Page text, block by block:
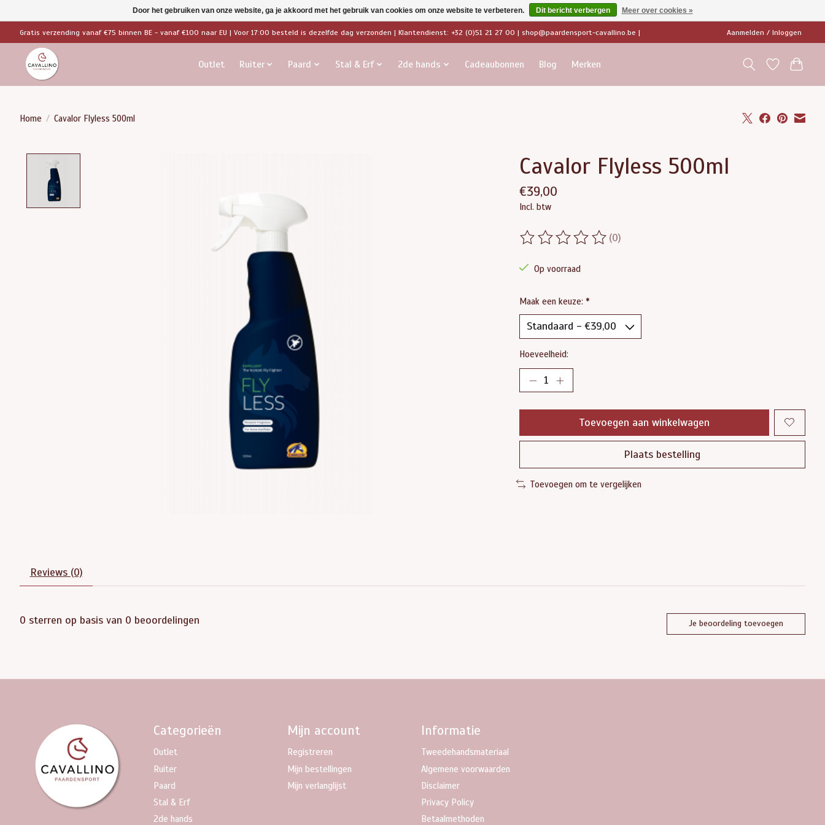
Gratis verzending vanaf €75 binnen BE - vanaf €100 naar EU | Voor 17:00 besteld is dezelfde dag verzonden | Klantendienst: +32 (0)51 21 27 00 | shop@paardensport-cavallino.be | Aanmelden / Inloggen
Outlet Ruiter Paard Stal & Erf 2de hands Cadeaubonnen Blog Merken
Home / Cavalor Flyless 500ml
Cavalor Flyless 500ml
€39,00
Incl. btw
De beoordeling van dit product is
(0)
Op voorraad
Maak een keuze: *
Hoeveelheid:
Toevoegen aan winkelwagen
Plaats bestelling
Toevoegen om te vergelijken
Reviews (0)
0 sterren op basis van 0 beoordelingen Je beoordeling toevoegen
Categorieën
Outlet
Ruiter
Paard
Stal & Erf
2de hands
Mijn account
Registreren
Mijn bestellingen
Mijn verlanglijst
Informatie
Tweedehandsmateriaal
Algemene voorwaarden
Disclaimer
Privacy Policy
Betaalmethoden
Door het gebruiken van onze website, ga je akkoord met het gebruik van cookies om onze website te verbeteren. Dit bericht verbergen Meer over cookies »